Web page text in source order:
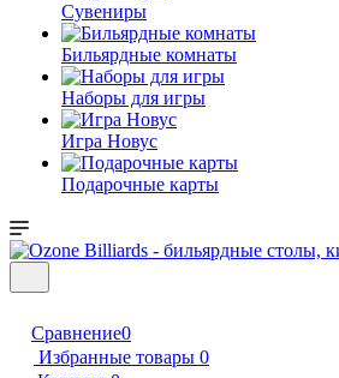
Сувениры
Бильярдные комнаты
Наборы для игры
Игра Новус
Подарочные карты
Сравнение0
Избранные товары 0